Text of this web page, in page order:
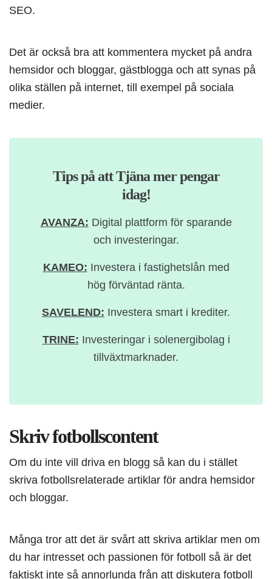
SEO.
Det är också bra att kommentera mycket på andra
hemsidor och bloggar, gästblogga och att synas på
olika ställen på internet, till exempel på sociala
medier.
Tips på att Tjäna mer pengar
idag!
AVANZA: Digital plattform för sparande
och investeringar.
KAMEO: Investera i fastighetslån med
hög förväntad ränta.
SAVELEND: Investera smart i krediter.
TRINE: Investeringar i solenergibolag i
tillväxtmarknader.
Skriv fotbollscontent
Om du inte vill driva en blogg så kan du i stället
skriva fotbollsrelaterade artiklar för andra hemsidor
och bloggar.
Många tror att det är svårt att skriva artiklar men om
du har intresset och passionen för fotboll så är det
faktiskt inte så annorlunda från att diskutera fotboll